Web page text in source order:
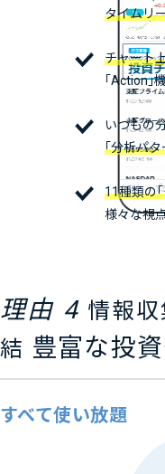
タイムリ
チャート
「Action」
いつもの
「分析パ
11種類の
様々な視
理由 4 情報
結 豊富な投
すべて使い放題